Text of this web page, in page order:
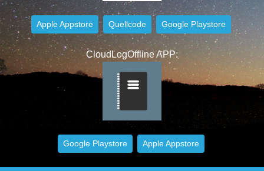
Apple Appstore Quellcode Google Playstore
CloudLogOffline APP:
Google Playstore Apple Appstore